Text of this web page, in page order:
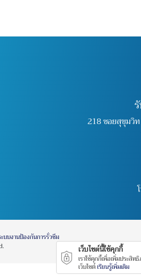
218 ซอยสุขุมวิ
ะบบงานป้องกันการรั่วซึม
เว็บไซต์นี้ใช้คุกกี้
เราใช้คุกกี้เพื่อเพิ่มประสิ
เว็บไซต์เรียนรู้เพิ่มเติม